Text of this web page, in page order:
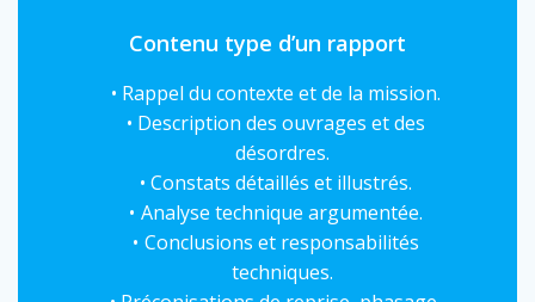
Contenu type d’un rapport
Rappel du contexte et de la mission.
Description des ouvrages et des
désordres.
Constats détaillés et illustrés.
Analyse technique argumentée.
Conclusions et responsabilités
techniques.